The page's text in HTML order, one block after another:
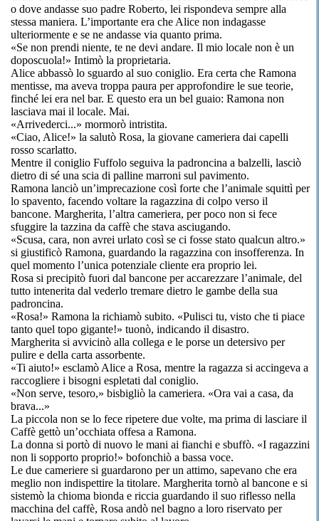
o dove andasse suo padre Roberto, lei rispondeva sempre alla
stessa maniera. L’importante era che Alice non indagasse
ulteriormente e se ne andasse via quanto prima.
«Se non prendi niente, te ne devi andare. Il mio locale non è un
doposcuola!» Intimò la proprietaria.
Alice abbassò lo sguardo al suo coniglio. Era certa che Ramona
mentisse, ma aveva troppa paura per approfondire le sue teorie,
finché lei era nel bar. E questo era un bel guaio: Ramona non
lasciava mai il locale. Mai.
«Arrivederci...» mormorò intristita.
«Ciao, Alice!» la salutò Rosa, la giovane cameriera dai capelli
rosso scarlatto.
Mentre il coniglio Fuffolo seguiva la padroncina a balzelli, lasciò
dietro di sé una scia di palline marroni sul pavimento.
Ramona lanciò un’imprecazione così forte che l’animale squittì per
lo spavento, facendo voltare la ragazzina di colpo verso il
bancone. Margherita, l’altra cameriera, per poco non si fece
sfuggire la tazzina da caffè che stava asciugando.
«Scusa, cara, non avrei urlato così se ci fosse stato qualcun altro.»
si giustificò Ramona, guardando la ragazzina con insofferenza. In
quel momento l’unica potenziale cliente era proprio lei.
Rosa si precipitò fuori dal bancone per accarezzare l’animale, del
tutto intenerita dal vederlo tremare dietro le gambe della sua
padroncina.
«Rosa!» Ramona la richiamò subito. «Pulisci tu, visto che ti piace
tanto quel topo gigante!» tuonò, indicando il disastro.
Margherita si avvicinò alla collega e le porse un detersivo per
pulire e della carta assorbente.
«Ti aiuto!» esclamò Alice a Rosa, mentre la ragazza si accingeva a
raccogliere i bisogni espletati dal coniglio.
«Non serve, tesoro,» bisbigliò la cameriera. «Ora vai a casa, da
brava...»
La piccola non se lo fece ripetere due volte, ma prima di lasciare il
Caffè gettò un’occhiata offesa a Ramona.
La donna si portò di nuovo le mani ai fianchi e sbuffò. «I ragazzini
non li sopporto proprio!» bofonchiò a bassa voce.
Le due cameriere si guardarono per un attimo, sapevano che era
meglio non indispettire la titolare. Margherita tornò al bancone e si
sistemò la chioma bionda e riccia guardando il suo riflesso nella
macchina del caffè, Rosa andò nel bagno a loro riservato per